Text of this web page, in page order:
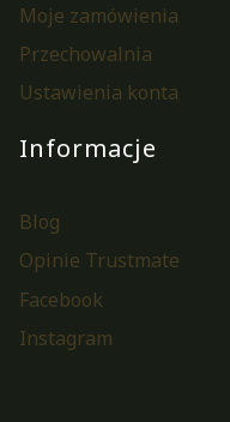
Moje zamówienia
Przechowalnia
Ustawienia konta
Informacje
Blog
Opinie Trustmate
Facebook
Instagram